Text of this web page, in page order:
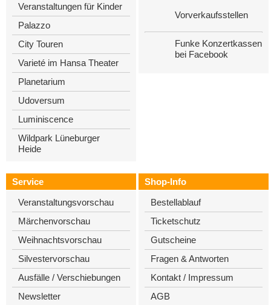
Veranstaltungen für Kinder
Palazzo
City Touren
Varieté im Hansa Theater
Planetarium
Udoversum
Luminiscence
Wildpark Lüneburger
Heide
Vorverkaufsstellen
Funke Konzertkassen
bei Facebook
Service
Veranstaltungsvorschau
Märchenvorschau
Weihnachtsvorschau
Silvestervorschau
Ausfälle / Verschiebungen
Newsletter
Shop-Info
Bestellablauf
Ticketschutz
Gutscheine
Fragen & Antworten
Kontakt / Impressum
AGB